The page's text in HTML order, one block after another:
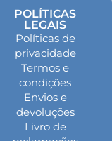
POLÍTICAS
LEGAIS
Políticas de
privacidade
Termos e
condições
Envios e
devoluções
Livro de